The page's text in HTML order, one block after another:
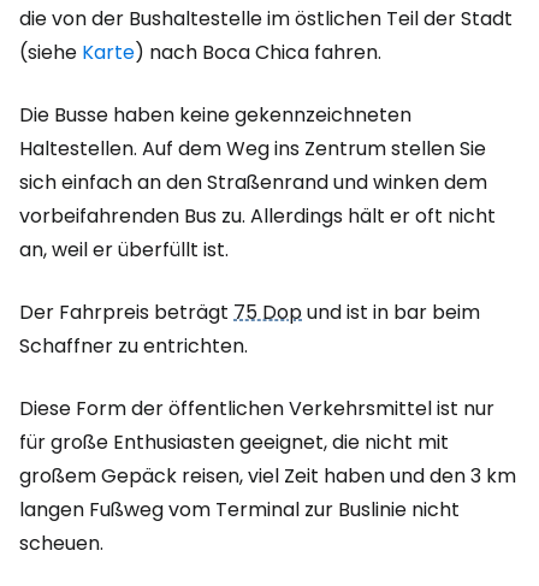
die von der Bushaltestelle im östlichen Teil der Stadt
(siehe Karte) nach Boca Chica fahren.
Die Busse haben keine gekennzeichneten
Haltestellen. Auf dem Weg ins Zentrum stellen Sie
sich einfach an den Straßenrand und winken dem
vorbeifahrenden Bus zu. Allerdings hält er oft nicht
an, weil er überfüllt ist.
Der Fahrpreis beträgt 75 Dopund ist in bar beim
Schaffner zu entrichten.
Diese Form der öffentlichen Verkehrsmittel ist nur
für große Enthusiasten geeignet, die nicht mit
großem Gepäck reisen, viel Zeit haben und den 3 km
langen Fußweg vom Terminal zur Buslinie nicht
scheuen.